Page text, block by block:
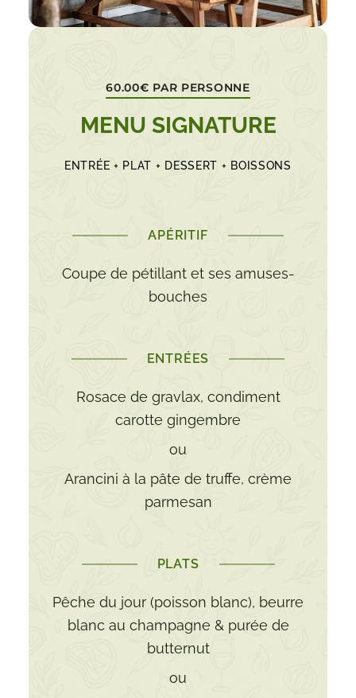
60.00€ PAR PERSONNE
MENU SIGNATURE
ENTRÉE + PLAT + DESSERT + BOISSONS
APÉRITIF
Coupe de pétillant et ses amuses-
bouches
ENTRÉES
Rosace de gravlax, condiment
carotte gingembre
ou
Arancini à la pâte de truffe, crème
parmesan
PLATS
Pêche du jour (poisson blanc), beurre
blanc au champagne & purée de
butternut
ou